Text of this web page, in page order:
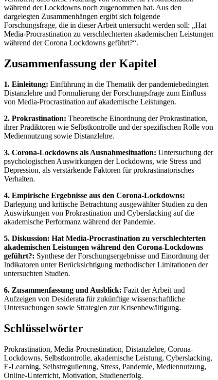
während der Lockdowns noch zugenommen hat. Aus den
dargelegten Zusammenhängen ergibt sich folgende
Forschungsfrage, die in dieser Arbeit untersucht werden soll: „Hat
Media-Procrastination zu verschlechterten akademischen Leistungen
während der Corona Lockdowns geführt?“.
Zusammenfassung der Kapitel
1. Einleitung: Einführung in die Thematik der pandemiebedingten
Distanzlehre und Formulierung der Forschungsfrage zum Einfluss
von Media-Procrastination auf akademische Leistungen.
2. Prokrastination: Theoretische Einordnung der Prokrastination,
ihrer Prädiktoren wie Selbstkontrolle und der spezifischen Rolle von
Mediennutzung sowie Distanzlehre.
3. Corona-Lockdowns als Ausnahmesituation: Untersuchung der
psychologischen Auswirkungen der Lockdowns, wie Stress und
Depression, als verstärkende Faktoren für prokrastinatorisches
Verhalten.
4. Empirische Ergebnisse aus den Corona-Lockdowns:
Darlegung und kritische Betrachtung ausgewählter Studien zu den
Auswirkungen von Prokrastination und Cyberslacking auf die
akademische Performanz während der Pandemie.
5. Diskussion: Hat Media-Procrastination zu verschlechterten
akademischen Leistungen während den Corona-Lockdowns
geführt?: Synthese der Forschungsergebnisse und Einordnung der
Indikatoren unter Berücksichtigung methodischer Limitationen der
untersuchten Studien.
6. Zusammenfassung und Ausblick: Fazit der Arbeit und
Aufzeigen von Desiderata für zukünftige wissenschaftliche
Untersuchungen sowie Strategien zur Krisenbewältigung.
Schlüsselwörter
Prokrastination, Media-Procrastination, Distanzlehre, Corona-
Lockdowns, Selbstkontrolle, akademische Leistung, Cyberslacking,
E-Learning, Selbstregulierung, Stress, Pandemie, Mediennutzung,
Online-Unterricht, Motivation, Studienerfolg.